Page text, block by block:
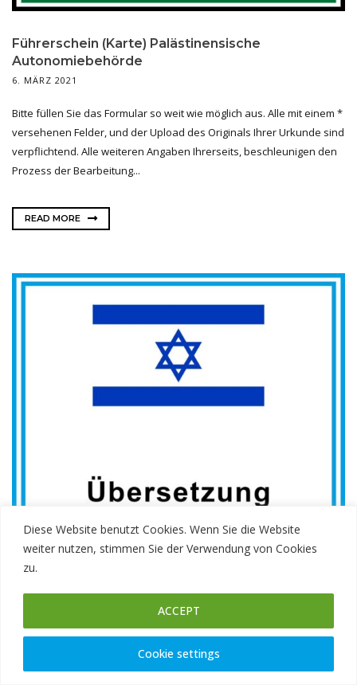
Diese Website benutzt Cookies. Wenn Sie die Website
weiter nutzen, stimmen Sie der Verwendung von Cookies
zu.
Cookie settings
ACCEPT
Führerschein (Karte) Palästinensische
Autonomiebehörde
6. MÄRZ 2021
Bitte füllen Sie das Formular so weit wie möglich aus. Alle mit einem *
versehenen Felder, und der Upload des Originals Ihrer Urkunde sind
verpflichtend. Alle weiteren Angaben Ihrerseits, beschleunigen den
Prozess der Bearbeitung...
READ MORE